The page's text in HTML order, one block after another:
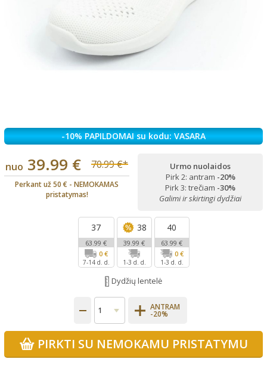
-10% PAPILDOMAI su kodu: VASARA
nuo 39.99 € 70.99 €*
Perkant už 50 € - NEMOKAMAS
pristatymas!
Urmo nuolaidos
Pirk 2: antram -20%
Pirk 3: trečiam -30%
Galimi ir skirtingi dydžiai
37
63.99 €
0 €
7-14 d. d.
38
39.99 €
1-3 d. d.
40
63.99 €
0 €
1-3 d. d.
Dydžių lentelė
ANTRAM
-20%
PIRKTI SU NEMOKAMU PRISTATYMU